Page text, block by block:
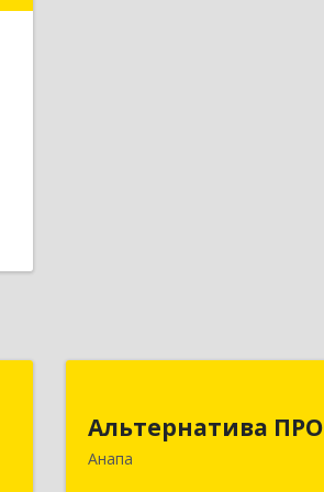
Альтернатива ПРО
Анапа